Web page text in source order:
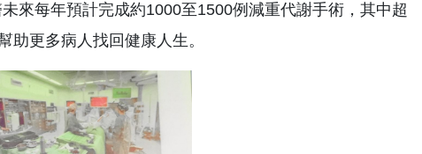
來每年預計完成約1000至1500例減重代謝手術，其中超
更多病人找回健康人生。